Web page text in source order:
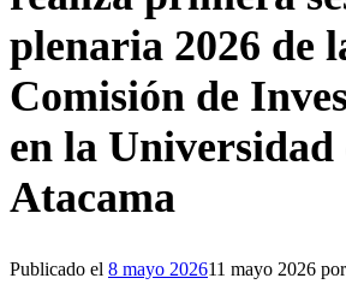
plenaria 2026 de
Comisión de
en la Universidad
Atacama
Publicado el 8 mayo 202611 mayo 2026 por